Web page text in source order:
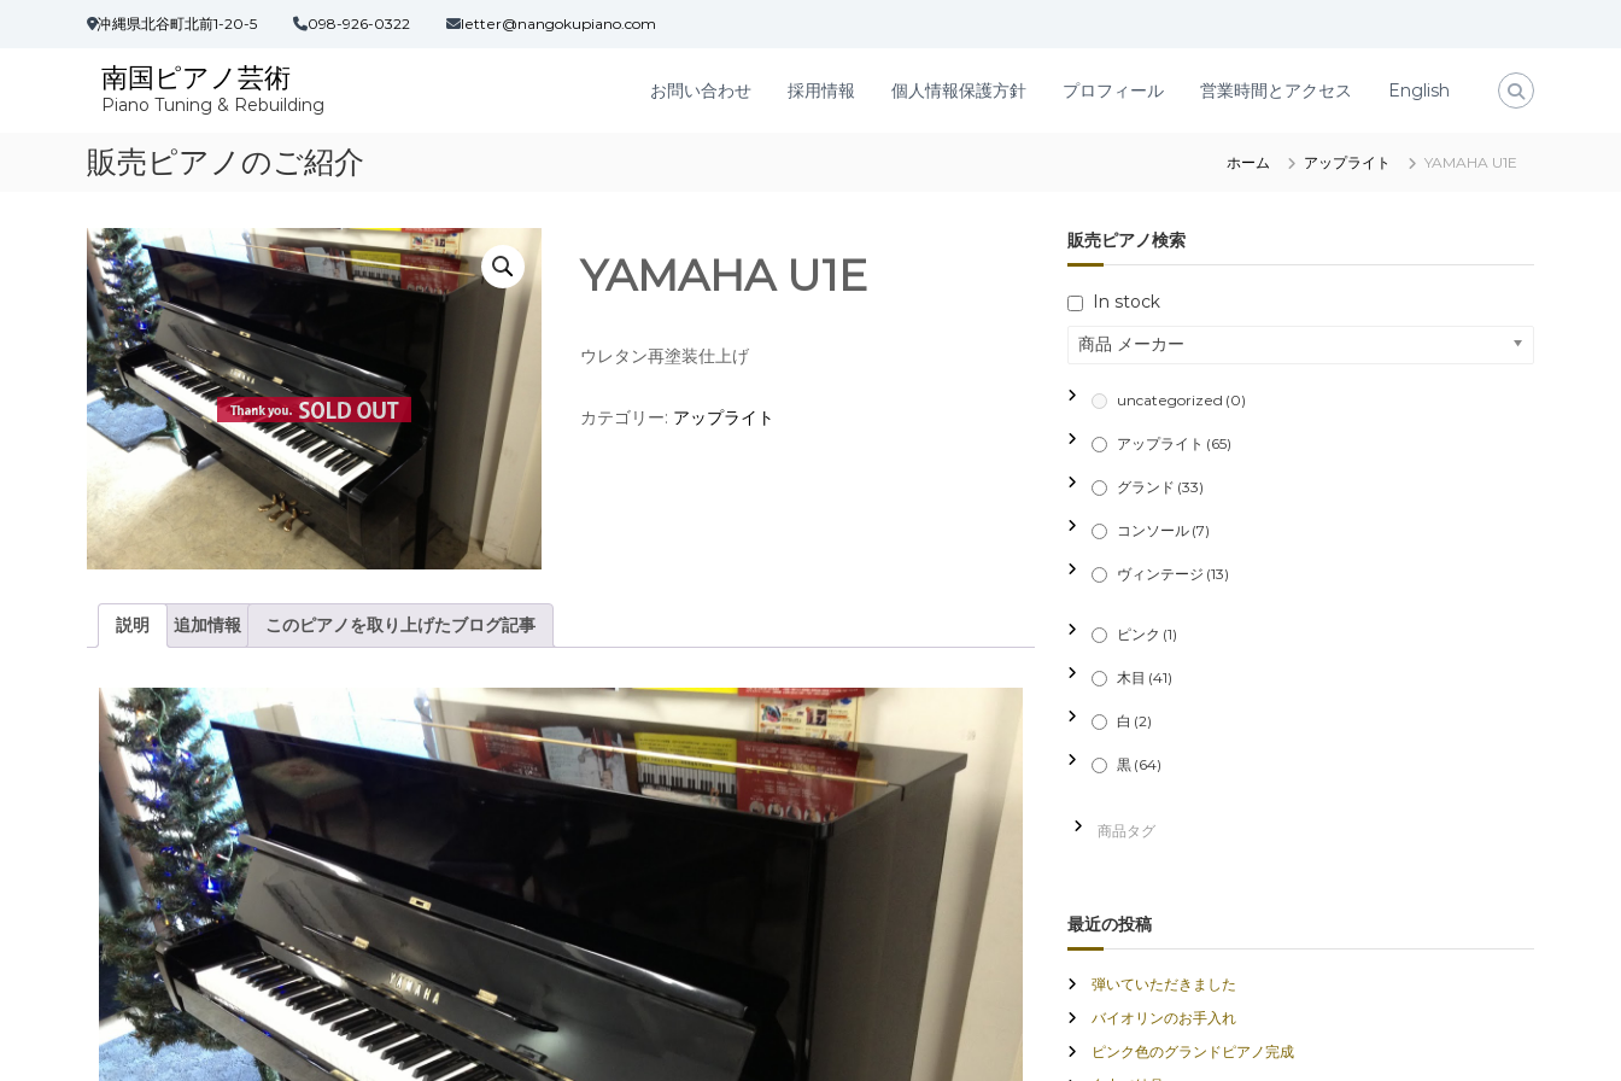
沖縄県北谷町北前1-20-5 098-926-0322 letter@nangokupiano.com
南国ピアノ芸術
Piano Tuning & Rebuilding
お問い合わせ 採用情報 個人情報保護方針 プロフィール 営業時間とアクセス English
販売ピアノのご紹介 ホーム アップライト YAMAHA U1E
YAMAHA U1E
ウレタン再塗装仕上げ
カテゴリー: アップライト
説明 追加情報 このピアノを取り上げたブログ記事
販売ピアノ検索
In stock
商品 メーカー
uncategorized (0)
アップライト (65)
グランド (33)
コンソール (7)
ヴィンテージ (13)
ピンク (1)
木目 (41)
白 (2)
黒 (64)
最近の投稿
弾いていただきました
バイオリンのお手入れ
ピンク色のグランドピアノ完成